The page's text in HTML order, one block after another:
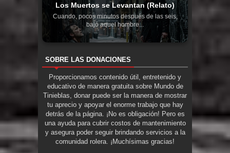
Los Muertos se Levantan (Relato)
Cuando, pocos minutos después de las seis,
bajó aquel hombre...
SOBRE LAS DONACIONES
Proporcionamos contenido útil, entretenido y
educativo de manera gratuita sobre Mundo de
Tinieblas, donar puede ser la manera de mostrar
tu aprecio y apoyar el enorme trabajo que hay
detrás de la página. ¡No es obligación! Pero es
una ayuda para cubrir costos de mantenimiento
y asegura poder seguir brindando servicios a la
comunidad rolera. ¡Muchísimas gracias!